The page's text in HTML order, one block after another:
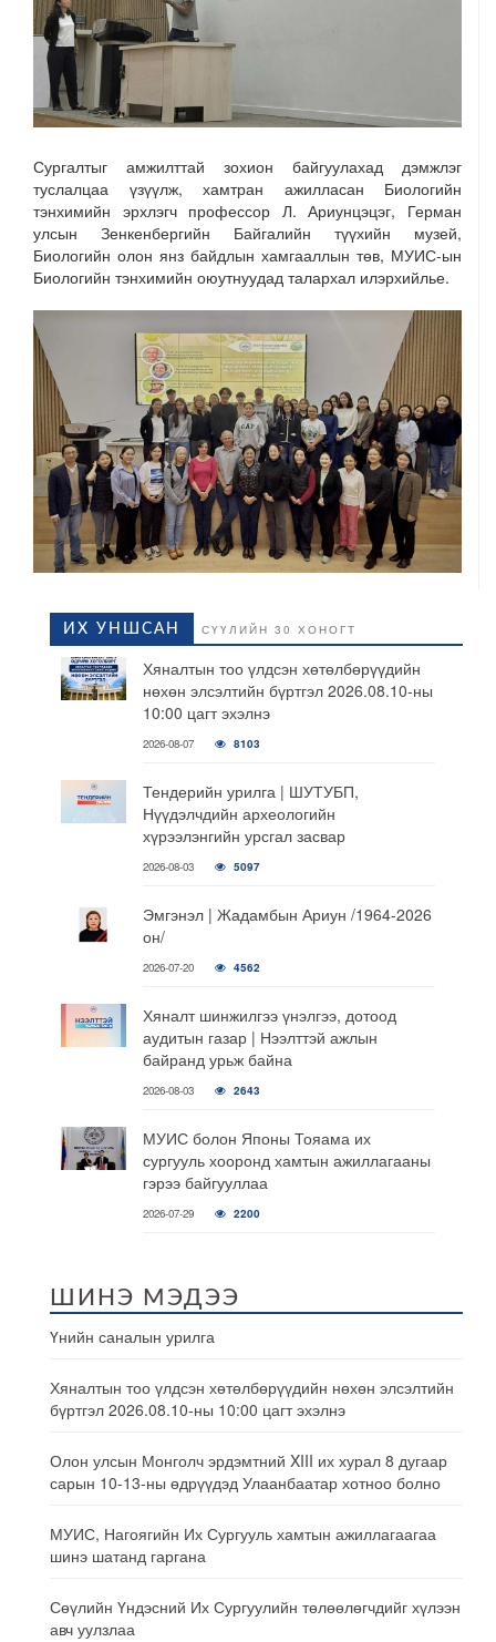
Сургалтыг амжилттай зохион байгуулахад дэмжлэг
туслалцаа үзүүлж, хамтран ажилласан Биологийн
тэнхимийн эрхлэгч профессор Л. Ариунцэцэг, Герман
улсын Зенкенбергийн Байгалийн түүхийн музей,
Биологийн олон янз байдлын хамгааллын төв, МУИС-ын
Биологийн тэнхимийн оюутнуудад талархал илэрхийлье.
ИХ УНШСАН СҮҮЛИЙН 30 ХОНОГТ
Хяналтын тоо үлдсэн хөтөлбөрүүдийн
нөхөн элсэлтийн бүртгэл 2026.08.10-ны
10:00 цагт эхэлнэ
2026-08-07 8103
Тендерийн урилга | ШУТУБП,
Нүүдэлчдийн археологийн
хүрээлэнгийн урсгал засвар
2026-08-03 5097
Эмгэнэл | Жадамбын Ариун /1964-2026
он/
2026-07-20 4562
Хяналт шинжилгээ үнэлгээ, дотоод
аудитын газар | Нээлттэй ажлын
байранд урьж байна
2026-08-03 2643
МУИС болон Японы Тояама их
сургууль хооронд хамтын ажиллагааны
гэрээ байгууллаа
2026-07-29 2200
ШИНЭ МЭДЭЭ
Үнийн саналын урилга
Хяналтын тоо үлдсэн хөтөлбөрүүдийн нөхөн элсэлтийн
бүртгэл 2026.08.10-ны 10:00 цагт эхэлнэ
Олон улсын Монголч эрдэмтний XIII их хурал 8 дугаар
сарын 10-13-ны өдрүүдэд Улаанбаатар хотноо болно
МУИС, Нагоягийн Их Сургууль хамтын ажиллагаагаа
шинэ шатанд гаргана
Сөүлийн Үндэсний Их Сургуулийн төлөөлөгчдийг хүлээн
авч уулзлаа